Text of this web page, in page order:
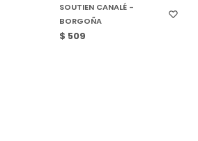
SOUTIEN CANALÉ -
BORGOÑA
$ 509